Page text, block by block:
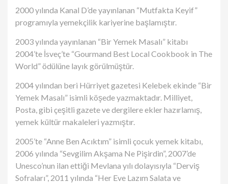
2000 yılında Kanal D’de yayınlanan “Mutfakta Keyif”
programıyla yemekçilik kariyerine başlamıştır.
2003 yılında yayınlanan “Bir Yemek Masalı” kitabı
2004’te İsveç’te “Gourmand Best Local Cookbook in The
World” ödülüne layık görülmüştür.
2004 yılından beri Hürriyet gazetesi Kelebek ekinde “Bir
Yemek Masalı” isimli köşede yazmaktadır. Milliyet,
Posta, gibi çeşitli gazete ve dergilere ekler hazırlamış,
yemek kültür makaleleri yazmıştır.
2005’te “Anne Ben Acıktım” isimli çocuk yemek kitabı,
2006 yılında “Sevgilim Akşama Ne Pişirdin”, 2007’de
Unesco’nun ilan ettiği Mevlana yılı dolayısıyla “Derviş
Sofraları”, 2011 yılında “Her Eve Lazım Salata ve